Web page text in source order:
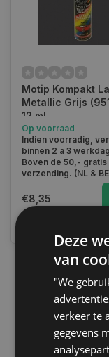
Motip Kompakt
Metallic Grijs
12 ml
Op voorraad
Indien voorradig,
binnen 2 a 3
Boven de 50,- gratis
verzending. (NL &
€8,35
Deze
van
"We
verkeer te
gegevens